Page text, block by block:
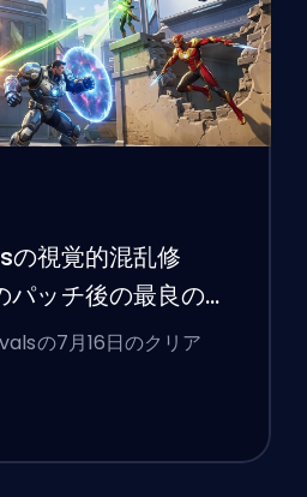
視覚的混乱修
パッチ後の最良の
の7月16日のクリア